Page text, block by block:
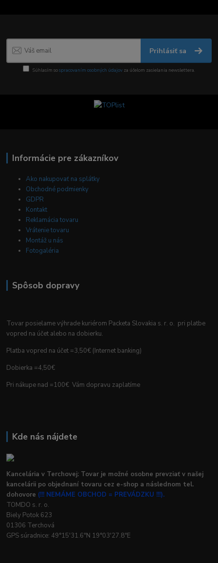
Prihlásiť sa
Súhlasím sospracovaním osobných údajov za účelom zasielania newslettera.
Informácie pre zákazníkov
Ako nakupovať na splátky
Obchodné podmienky
GDPR
Kontakt
Reklamácia tovaru
Vrátenie tovaru
Montáž u nás
Fotogaléria
Spôsob dopravy
Tovar posielame výhrade kuriérom Packeta Slovakia s. r. o. pri platbe
vopred na účet alebo na dobierku.
Platba vopred na účet =3,50€ (Internet banking)
Dobierka =4,50€
Pri nákupe nad =100€ Vám dopravu zaplatíme
Kde nás nájdete
Kancelária v Terchovej: Tovar je možné osobne prevziať v našej
kancelárii po objednaní tovaru cez e-shop a následnom tel.
dohovore (!!! NEMÁME OBCHOD = PREVÁDZKU !!!).
TOMDO s. r. o.
Biely Potok 623
01306 Terchová
GPS súradnice: 49°15'31.6"N 19°03'27.8"E